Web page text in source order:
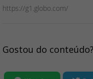
https://g1.globo.com/
Gostou do